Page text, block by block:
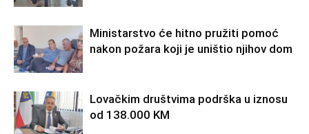
Ministarstvo će hitno pružiti pomoć
nakon požara koji je uništio njihov dom
Lovačkim društvima podrška u iznosu
od 138.000 KM